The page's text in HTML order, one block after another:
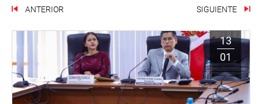
ANTERIOR SIGUIENTE
13
01